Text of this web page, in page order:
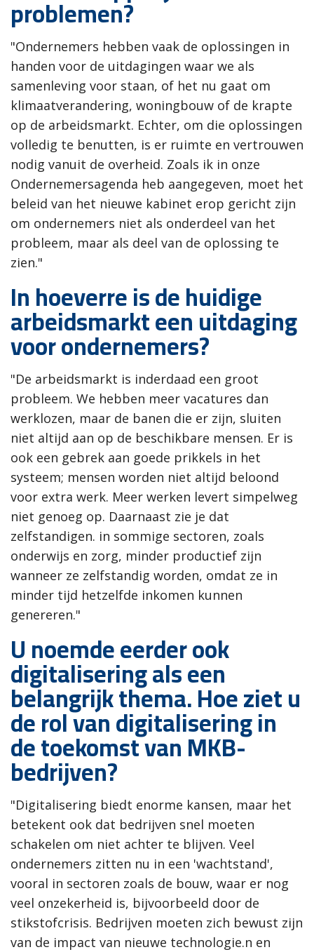
problemen?
"Ondernemers hebben vaak de oplossingen in
handen voor de uitdagingen waar we als
samenleving voor staan, of het nu gaat om
klimaatverandering, woningbouw of de krapte
op de arbeidsmarkt. Echter, om die oplossingen
volledig te benutten, is er ruimte en vertrouwen
nodig vanuit de overheid. Zoals ik in onze
Ondernemersagenda heb aangegeven, moet het
beleid van het nieuwe kabinet erop gericht zijn
om ondernemers niet als onderdeel van het
probleem, maar als deel van de oplossing te
zien."
In hoeverre is de huidige
arbeidsmarkt een uitdaging
voor ondernemers?
"De arbeidsmarkt is inderdaad een groot
probleem. We hebben meer vacatures dan
werklozen, maar de banen die er zijn, sluiten
niet altijd aan op de beschikbare mensen. Er is
ook een gebrek aan goede prikkels in het
systeem; mensen worden niet altijd beloond
voor extra werk. Meer werken levert simpelweg
niet genoeg op. Daarnaast zie je dat
zelfstandigen. in sommige sectoren, zoals
onderwijs en zorg, minder productief zijn
wanneer ze zelfstandig worden, omdat ze in
minder tijd hetzelfde inkomen kunnen
genereren."
U noemde eerder ook
digitalisering als een
belangrijk thema. Hoe ziet u
de rol van digitalisering in
de toekomst van MKB-
bedrijven?
"Digitalisering biedt enorme kansen, maar het
betekent ook dat bedrijven snel moeten
schakelen om niet achter te blijven. Veel
ondernemers zitten nu in een 'wachtstand',
vooral in sectoren zoals de bouw, waar er nog
veel onzekerheid is, bijvoorbeeld door de
stikstofcrisis. Bedrijven moeten zich bewust zijn
van de impact van nieuwe technologie.n en